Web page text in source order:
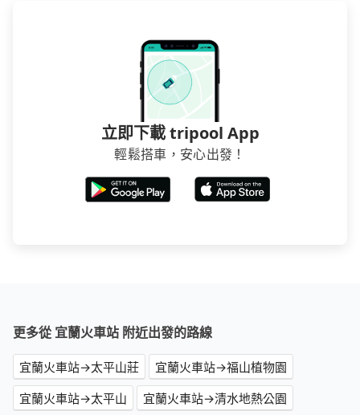
立即下載 tripool App
輕鬆搭車，安心出發！
更多從 宜蘭火車站 附近出發的路線
宜蘭火車站→太平山莊
宜蘭火車站→福山植物園
宜蘭火車站→太平山
宜蘭火車站→清水地熱公園